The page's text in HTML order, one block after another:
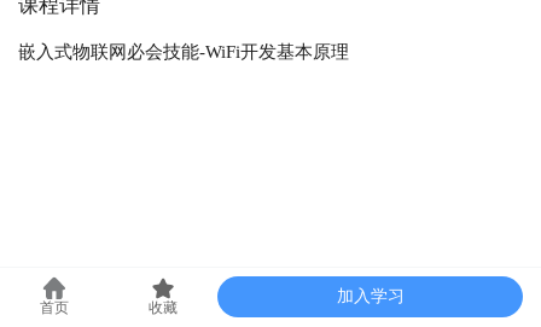
课程详情
嵌入式物联网必会技能-WiFi开发基本原理
首页 收藏
加入学习